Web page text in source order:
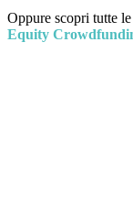
Oppure scopri tutte
Equity